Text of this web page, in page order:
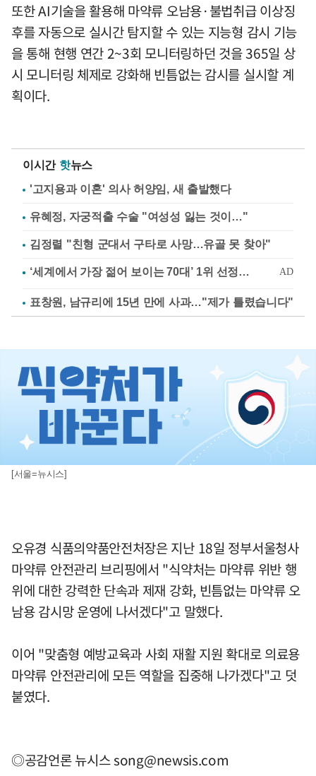
또한 AI기술을 활용해 마약류 오남용·불법취급 이상징
후를 자동으로 실시간 탐지할 수 있는 지능형 감시 기능
을 통해 현행 연간 2~3회 모니터링하던 것을 365일 상
시 모니터링 체제로 강화해 빈틈없는 감시를 실시할 계
획이다.
이시간 핫뉴스
'고지용과 이혼' 의사 허양임, 새 출발했다
유혜정, 자궁적출 수술 "여성성 잃는 것이…"
김정렬 "친형 군대서 구타로 사망…유골 못 찾아"
표창원, 남규리에 15년 만에 사과…"제가 틀렸습니다"
[서울=뉴시스]
오유경 식품의약품안전처장은 지난 18일 정부서울청사
마약류 안전관리 브리핑에서 "식약처는 마약류 위반 행
위에 대한 강력한 단속과 제재 강화, 빈틈없는 마약류 오
남용 감시망 운영에 나서겠다"고 말했다.
이어 "맞춤형 예방교육과 사회 재활 지원 확대로 의료용
마약류 안전관리에 모든 역할을 집중해 나가겠다"고 덧
붙였다.
◎공감언론 뉴시스song@newsis.com